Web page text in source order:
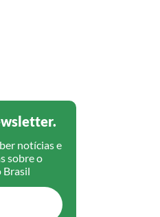
notícias e
sobre o
Brasil